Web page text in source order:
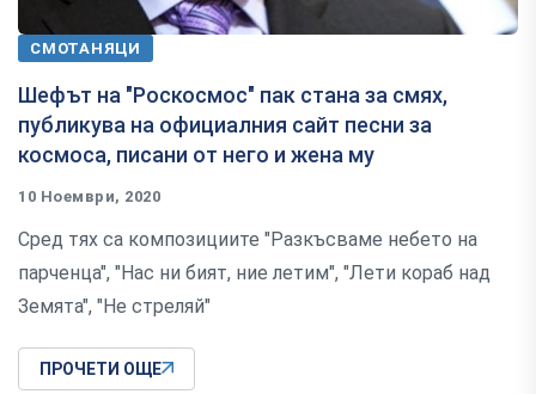
СМОТАНЯЦИ
Шефът на "Роскосмос" пак стана за смях,
публикува на официалния сайт песни за
космоса, писани от него и жена му
10 Ноември, 2020
Сред тях са композициите "Разкъсваме небето на
парченца", "Нас ни бият, ние летим", "Лети кораб над
Земята", "Не стреляй"
ПРОЧЕТИ ОЩЕ